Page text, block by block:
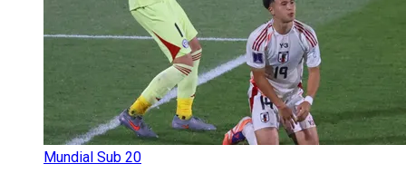
Mundial Sub 20